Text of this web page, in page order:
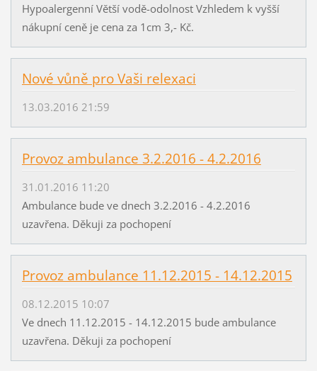
Hypoalergenní Větší vodě-odolnost Vzhledem k vyšší
nákupní ceně je cena za 1cm 3,- Kč.
Nové vůně pro Vaši relexaci
13.03.2016 21:59
Provoz ambulance 3.2.2016 - 4.2.2016
31.01.2016 11:20
Ambulance bude ve dnech 3.2.2016 - 4.2.2016
uzavřena. Děkuji za pochopení
Provoz ambulance 11.12.2015 - 14.12.2015
08.12.2015 10:07
Ve dnech 11.12.2015 - 14.12.2015 bude ambulance
uzavřena. Děkuji za pochopení